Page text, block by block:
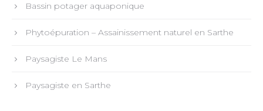
Bassin potager aquaponique
Phytoépuration – Assainissement naturel en Sarthe
Paysagiste Le Mans
Paysagiste en Sarthe